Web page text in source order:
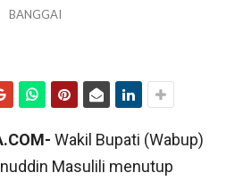
BANGGAI
Wakil Bupati (Wabup)
Masulili menutup